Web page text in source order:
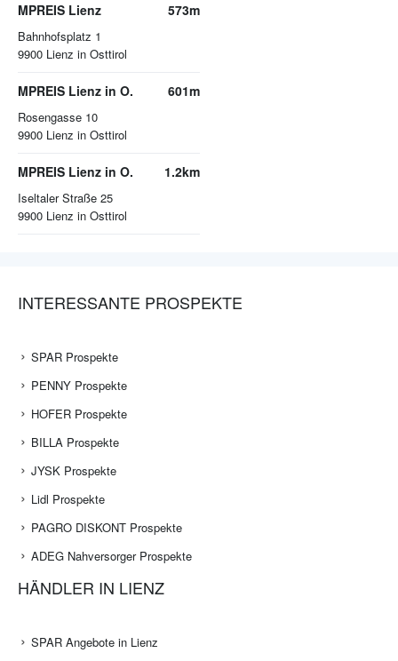
MPREIS Lienz
Bahnhofsplatz 1
9900 Lienz in Osttirol
573m
MPREIS Lienz in O.
Rosengasse 10
9900 Lienz in Osttirol
601m
MPREIS Lienz in O.
Iseltaler Straße 25
9900 Lienz in Osttirol
1.2km
INTERESSANTE PROSPEKTE
SPAR Prospekte
PENNY Prospekte
HOFER Prospekte
BILLA Prospekte
JYSK Prospekte
Lidl Prospekte
PAGRO DISKONT Prospekte
ADEG Nahversorger Prospekte
HÄNDLER IN LIENZ
SPAR Angebote in Lienz